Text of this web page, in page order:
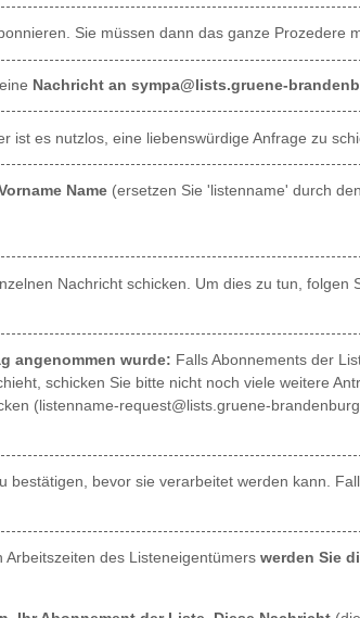
Sie müssen dann das ganze Prozedere
Nachricht an sympa@lists.gruene-
ist es nutzlos, eine liebenswürdige Anfrage zu
Name (ersetzen Sie 'listenname' durch
Nachricht schicken. Um dies zu tun, folgen
angenommen wurde: Falls Abonnements der
schicken Sie bitte nicht noch viele weitere
(listenname-request@lists.gruene-
bevor sie verarbeitet werden kann.
des Listeneigentümers werden Sie